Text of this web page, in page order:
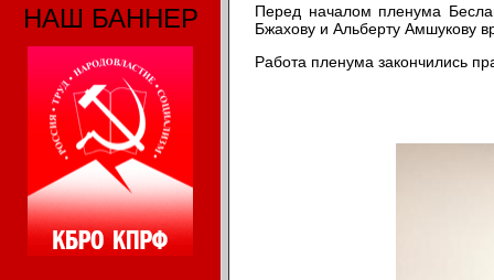
НАШ БАННЕР
Перед началом пленума
Бжахову и Альберту Амшукову
Работа пленума закончились